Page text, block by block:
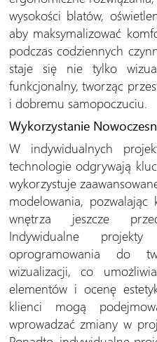
wysokości blatów,
aby maksymalizować
podczas codziennych
staje się nie tylko
funkcjonalny, tworząc
i dobremu samopoczuciu.
Wykorzystanie
W indywidualnych
technologie odgrywają
wykorzystuje
modelowania, pozwalając
wnętrza jeszcze
Indywidualne
oprogramowania do
wizualizacji, co
elementów i ocenę
klienci mogą
wprowadzać zmiany w